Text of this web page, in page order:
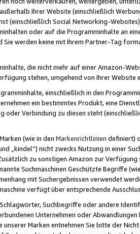
Ihrer Website (einschließlich
(einschließlich Social Networking-
oder auf die Programminhalte an
Sie werden keine mit Ihrem Partner-Tag
die nicht mehr auf einer Amazon-
stehen, umgehend von Ihrer
einschließlich in den
ein bestimmtes Produkt, eine
oder Verbindung zu diesen steht
(wie in den Markenrichtlinien definiert)
und „kindel“) nicht zwecks Nutzung in einer
zu sonstigen Amazon zur
Suchmaschinen Geschützte Begriffe
mit Suchergebnissen verwendet
verfügt über entsprechende
Suchbegriffe oder andere
Unternehmen oder
unserer Marken entnehmen Sie bitte der